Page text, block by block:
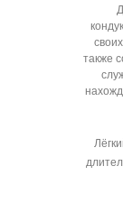
также